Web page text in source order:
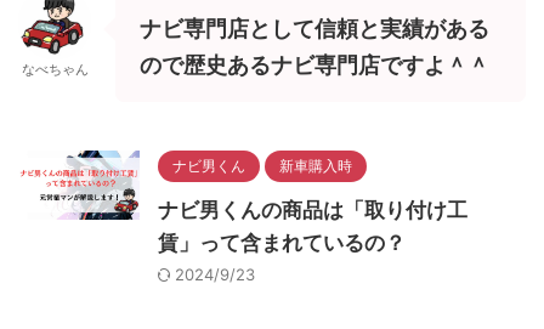
なべちゃん
ナビ専門店として信頼と実績がある
ので歴史あるナビ専門店ですよ＾＾
ナビ男くん 新車購入時
ナビ男くんの商品は「取り付け工
賃」って含まれているの？
2024/9/23